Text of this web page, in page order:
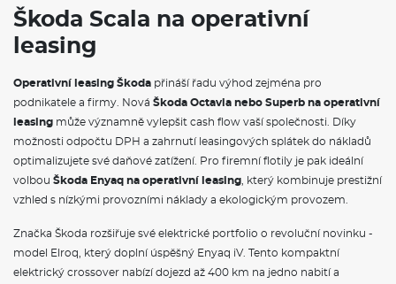
Rezervní kolo neplnohodnotné
Rezervní kolo (neplnohodnotné)
VÝBAVA VE VÝBAVA STUPNI
Rozpoznávání dopravních značek
Elektrické ovládání oken vpředu a vzadu
Víko schránky před spolujezdcem, s osvětlením
Síťový program
Hlavice/madlo řadící páky z kůže
Hliníkové pedály
Automatické stmívání pro vnitřní zpětné zrcátko
Škoda Scala na operativní
leasing
Operativní leasing Škoda přináší řadu výhod zejména pro
podnikatele a firmy. Nová Škoda Octavia nebo Superb na operativní
leasing může významně vylepšit cash flow vaší společnosti. Díky
možnosti odpočtu DPH a zahrnutí leasingových splátek do nákladů
optimalizujete své daňové zatížení. Pro firemní flotily je pak ideální
volbou Škoda Enyaq na operativní leasing , který kombinuje prestižní
vzhled s nízkými provozními náklady a ekologickým provozem.
Značka Škoda rozšiřuje své elektrické portfolio o revoluční novinku -
model Elroq, který doplní úspěšný Enyaq iV. Tento kompaktní
elektrický crossover nabízí dojezd až 400 km na jedno nabití a